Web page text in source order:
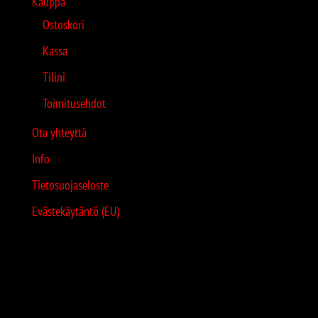
Ostoskori
Kassa
Tilini
Toimitusehdot
Ota yhteyttä
Info
Tietosuojaseloste
Evästekäytäntö (EU)